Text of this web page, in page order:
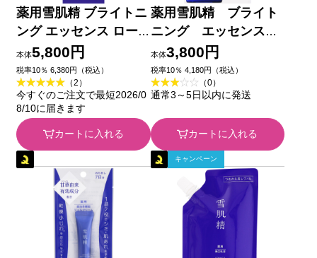
薬用雪肌精 ブライトニ
ング エッセンス ロー
ション ３５０ｍＬ コ
ーセー (医薬部外品)
本体5,800円
税率10％ 6,380円（税込）
（2）
今すぐのご注文で最短2026/0
8/10に届きます
カートに入れる
薬用雪肌精 ブライト
ニング エッセンス
ローション キット
２ － コーセー (医薬部
外品)
本体3,800円
税率10％ 4,180円（税込）
（0）
通常3～5日以内に発送
カートに入れる
キャンペーン